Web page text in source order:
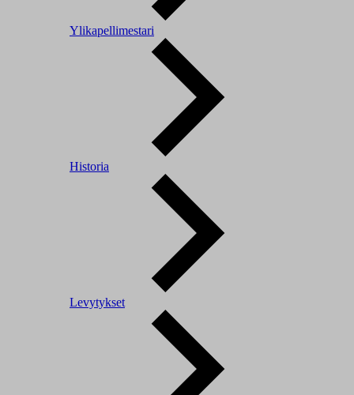
Ylikapellimestari
Historia
Levytykset